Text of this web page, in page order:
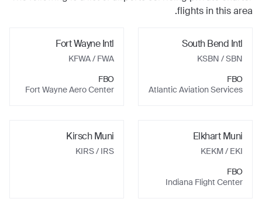
flights in this area.
South Bend Intl
KSBN / SBN
FBO
Atlantic Aviation Services
Fort Wayne Intl
KFWA / FWA
FBO
Fort Wayne Aero Center
Elkhart Muni
KEKM / EKI
FBO
Indiana Flight Center
Kirsch Muni
KIRS / IRS